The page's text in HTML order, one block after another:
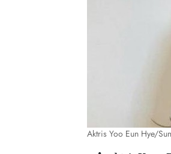
Aktris Yoo Eun Hye/